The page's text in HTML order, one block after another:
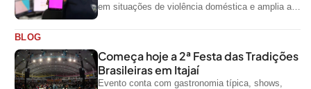
em situações de violência doméstica e amplia a
BLOG
Começa hoje a 2ª Festa das Tradições
Brasileiras em Itajaí
Evento conta com gastronomia típica, shows,